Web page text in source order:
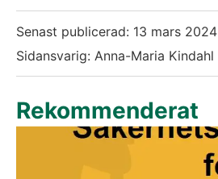
Senast publicerad: 13 mars 2024
Sidansvarig: Anna-Maria Kindahl
Rekommenderat